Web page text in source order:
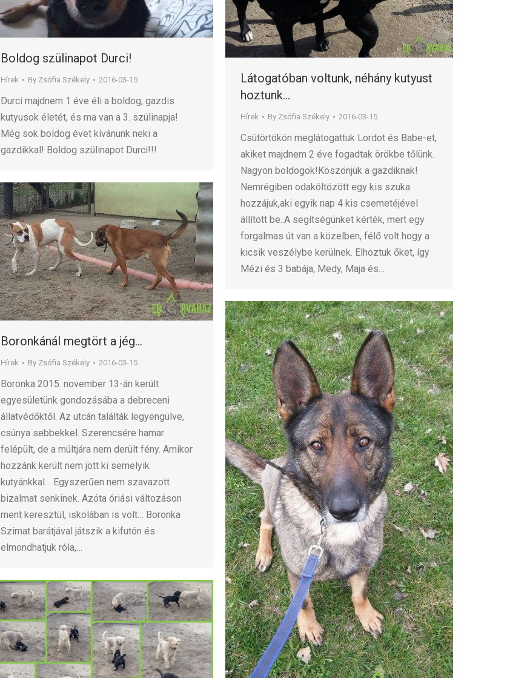
Boldog szülinapot Durci!
Hírek By Zsófia Székely 2016-03-15
Durci majdnem 1 éve éli a boldog, gazdis
kutyusok életét, és ma van a 3. szülinapja!
Még sok boldog évet kívánunk neki a
gazdikkal! Boldog szülinapot Durci!!!
Látogatóban voltunk, néhány kutyust
hoztunk…
Hírek By Zsófia Székely 2016-03-15
Csütörtökön meglátogattuk Lordot és Babe-et,
akiket majdnem 2 éve fogadtak örökbe tőlünk.
Nagyon boldogok!Köszönjük a gazdiknak!
Nemrégiben odaköltözött egy kis szuka
hozzájuk,aki egyik nap 4 kis csemetéjével
állított be..A segítségünket kérték, mert egy
forgalmas út van a közelben, félő volt hogy a
kicsik veszélybe kerülnek. Elhoztuk őket, így
Mézi és 3 babája, Medy, Maja és…
Boronkánál megtört a jég…
Hírek By Zsófia Székely 2016-03-15
Boronka 2015. november 13-án került
egyesületünk gondozásába a debreceni
állatvédőktől. Az utcán találták legyengülve,
csúnya sebbekkel. Szerencsére hamar
felépült, de a múltjára nem derült fény. Amikor
hozzánk került nem jött ki semelyik
kutyánkkal… Egyszerűen nem szavazott
bizalmat senkinek. Azóta óriási változáson
ment keresztül, iskolában is volt… Boronka
Szimat barátjával játszik a kifutón és
elmondhatjuk róla,…